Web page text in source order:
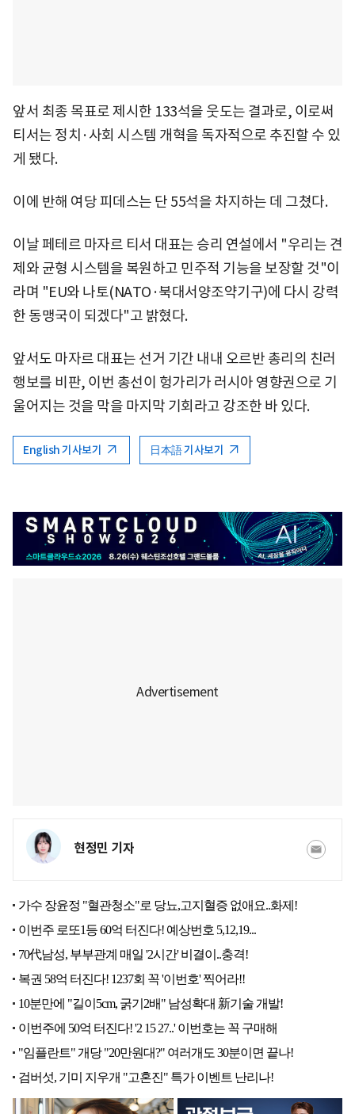
앞서 최종 목표로 제시한 133석을 웃도는 결과로, 이로써
티서는 정치·사회 시스템 개혁을 독자적으로 추진할 수 있
게 됐다.
이에 반해 여당 피데스는 단 55석을 차지하는 데 그쳤다.
이날 페테르 마자르 티서 대표는 승리 연설에서 "우리는 견
제와 균형 시스템을 복원하고 민주적 기능을 보장할 것"이
라며 "EU와 나토(NATO·북대서양조약기구)에 다시 강력
한 동맹국이 되겠다"고 밝혔다.
앞서도 마자르 대표는 선거 기간 내내 오르반 총리의 친러
행보를 비판, 이번 총선이 헝가리가 러시아 영향권으로 기
울어지는 것을 막을 마지막 기회라고 강조한 바 있다.
English 기사보기 日本語 기사보기
현정민 기자